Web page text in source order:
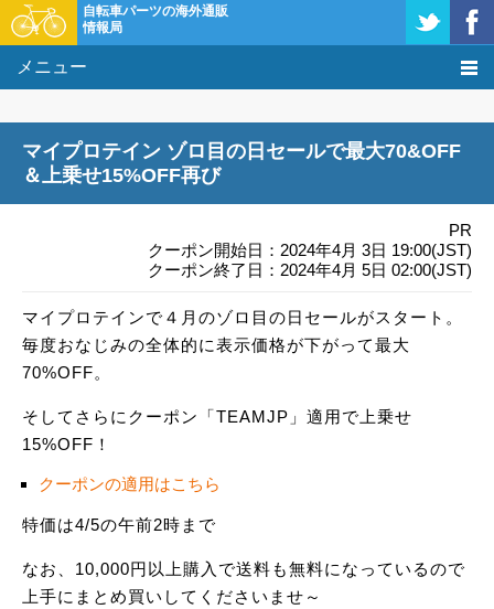
自転車パーツの海外通販
情報局
メニュー
タレコミ掲示板
購入方法
クーポン＆セール
マイプロテイン ゾロ目の日セールで最大70&OFF
＆上乗せ15%OFF再び
PR
クーポン開始日：2024年4月 3日 19:00(JST)
クーポン終了日：2024年4月 5日 02:00(JST)
マイプロテインで４月のゾロ目の日セールがスタート。
毎度おなじみの全体的に表示価格が下がって最大
70%OFF。
そしてさらにクーポン「TEAMJP」適用で上乗せ
15%OFF！
クーポンの適用はこちら
特価は4/5の午前2時まで
なお、10,000円以上購入で送料も無料になっているので
上手にまとめ買いしてくださいませ～